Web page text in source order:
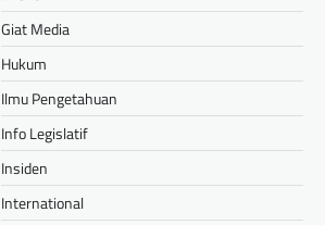
Giat Media
Hukum
Ilmu Pengetahuan
Info Legislatif
Insiden
International